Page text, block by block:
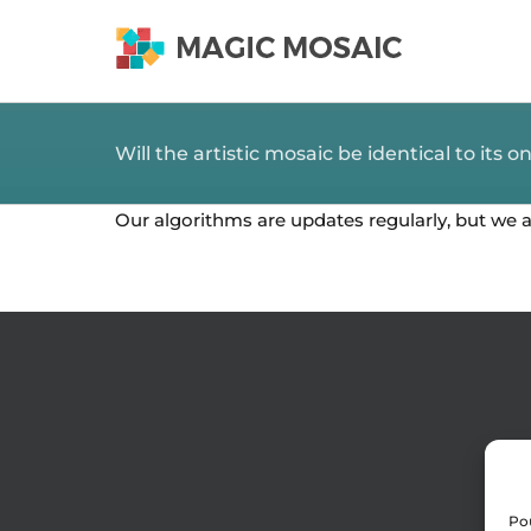
Will the artistic mosaic be identical to its
Our algorithms are updates regularly, but we